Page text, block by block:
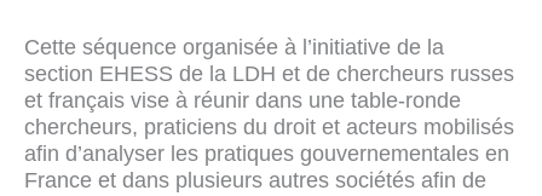
Cette séquence organisée à l’initiative de la
section EHESS de la LDH et de chercheurs russes
et français vise à réunir dans une table-ronde
chercheurs, praticiens du droit et acteurs mobilisés
afin d’analyser les pratiques gouvernementales en
France et dans plusieurs autres sociétés afin de